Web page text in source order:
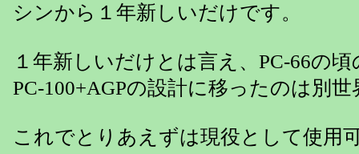
シンから１年新しいだけです。
１年新しいだけとは言え、PC-66の
PC-100+AGPの設計に移ったのは別
これでとりあえずは現役として使用